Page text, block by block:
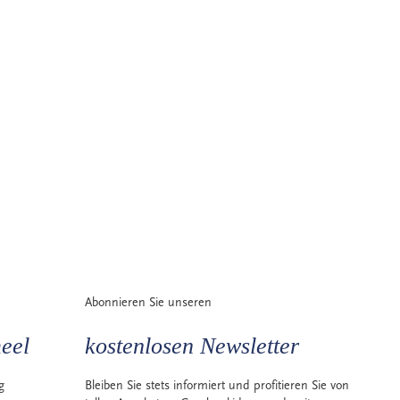
Abonnieren Sie unseren
kostenlosen Newsletter
Bleiben Sie stets informiert und profitieren Sie von